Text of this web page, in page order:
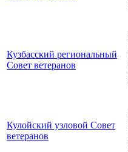
Кузбасский региональный
Совет ветеранов
Кулойский узловой Совет
ветеранов